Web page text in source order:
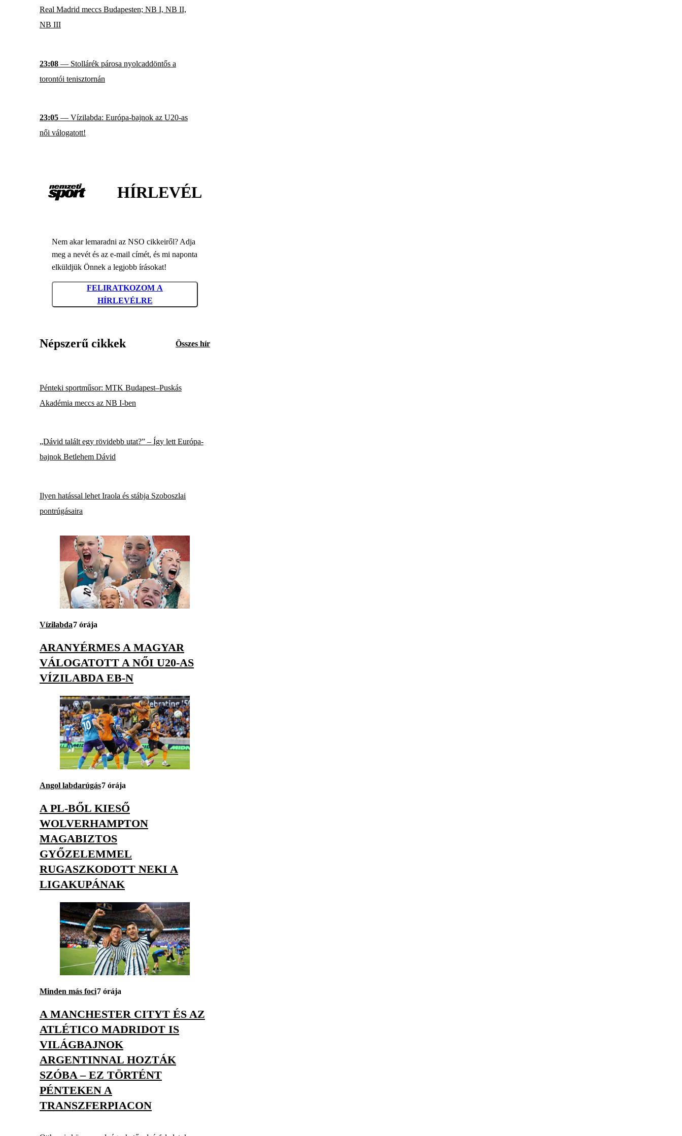
Real Madrid meccs Budapesten; NB I, NB II,
NB III
23:08 — Stollárék párosa nyolcaddöntős a
torontói tenisztornán
23:05 — Vízilabda: Európa-bajnok az U20-as
női válogatott!
HÍRLEVÉL
Nem akar lemaradni az NSO cikkeiről? Adja
meg a nevét és az e-mail címét, és mi naponta
elküldjük Önnek a legjobb írásokat!
FELIRATKOZOM A
HÍRLEVÉLRE
Népszerű cikkek Összes hír
Pénteki sportműsor: MTK Budapest–Puskás
Akadémia meccs az NB I-ben
„Dávid talált egy rövidebb utat?” – Így lett Európa-
bajnok Betlehem Dávid
Ilyen hatással lehet Iraola és stábja Szoboszlai
pontrúgásaira
Vízilabda7 órája
ARANYÉRMES A MAGYAR
VÁLOGATOTT A NŐI U20-AS
VÍZILABDA EB-N
Angol labdarúgás7 órája
A PL-BŐL KIESŐ
WOLVERHAMPTON
MAGABIZTOS
GYŐZELEMMEL
RUGASZKODOTT NEKI A
LIGAKUPÁNAK
Minden más foci7 órája
A MANCHESTER CITYT ÉS AZ
ATLÉTICO MADRIDOT IS
VILÁGBAJNOK
ARGENTINNAL HOZTÁK
SZÓBA – EZ TÖRTÉNT
PÉNTEKEN A
TRANSZFERPIACON